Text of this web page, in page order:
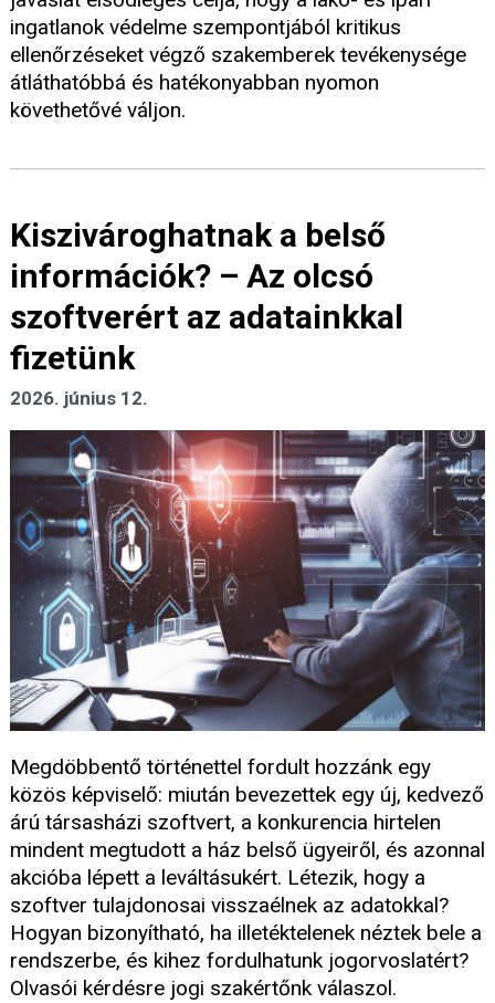
ingatlanok védelme szempontjából kritikus
ellenőrzéseket végző szakemberek tevékenysége
átláthatóbbá és hatékonyabban nyomon
követhetővé váljon.
Kiszivároghatnak a belső
információk? – Az olcsó
szoftverért az adatainkkal
fizetünk
2026. június 12.
Megdöbbentő történettel fordult hozzánk egy
közös képviselő: miután bevezettek egy új, kedvező
árú társasházi szoftvert, a konkurencia hirtelen
mindent megtudott a ház belső ügyeiről, és azonnal
akcióba lépett a leváltásukért. Létezik, hogy a
szoftver tulajdonosai visszaélnek az adatokkal?
Hogyan bizonyítható, ha illetéktelenek néztek bele a
rendszerbe, és kihez fordulhatunk jogorvoslatért?
Olvasói kérdésre jogi szakértőnk válaszol.